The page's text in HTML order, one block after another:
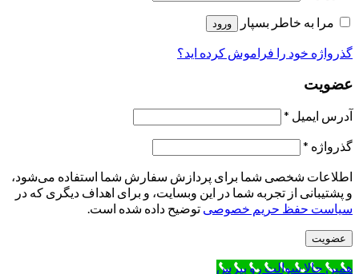
مرا به خاطر بسپار
ورود
گذرواژه خود را فراموش کرده اید؟
عضویت
آدرس ایمیل *
گذرواژه *
اطلاعات شخصی شما برای پردازش سفارش شما استفاده می‌شود،
و پشتیبانی از تجربه شما در این وبسایت، و برای اهداف دیگری که در
سیاست حفظ حریم خصوصی توضیح داده شده است.
عضویت
همین حالا سوالت رو بپرس